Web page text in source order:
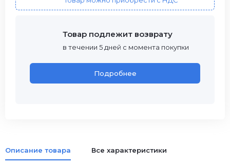
Товар подлежит возврату
в течении 5 дней с момента покупки
Подробнее
Описание товара Все характеристики